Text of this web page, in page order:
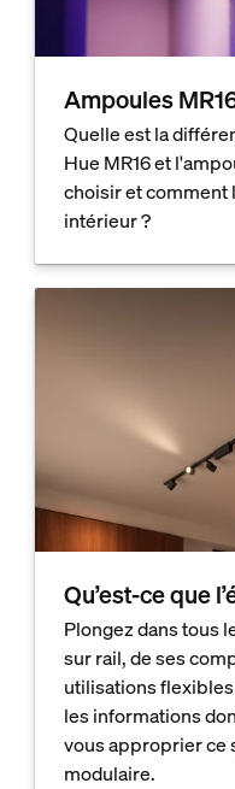
Ampoules
Quelle est la
Hue MR16 et
choisir et comment
intérieur ?
Qu’est-ce que
Plongez dans tous
sur rail, de ses
utilisations
les informations
vous approprier ce
modulaire.